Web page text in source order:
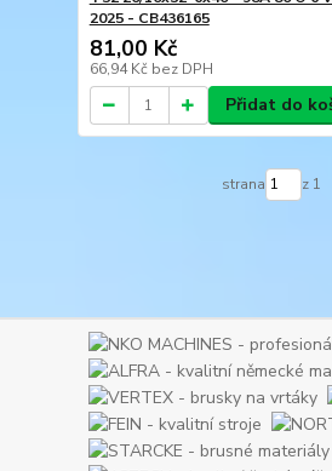
2025 - CB436165
81,00 Kč
66,94 Kč bez DPH
Přidat do
strana z 1